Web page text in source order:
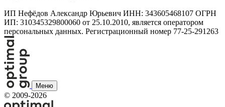
ИП Нефёдов Александр Юрьевич ИНН: 343605468107 ОГРН
ИП: 310345329800060 от 25.10.2010, является оператором
персональных данных. Регистрационный номер 77-25-291263
Меню
© 2009-2026